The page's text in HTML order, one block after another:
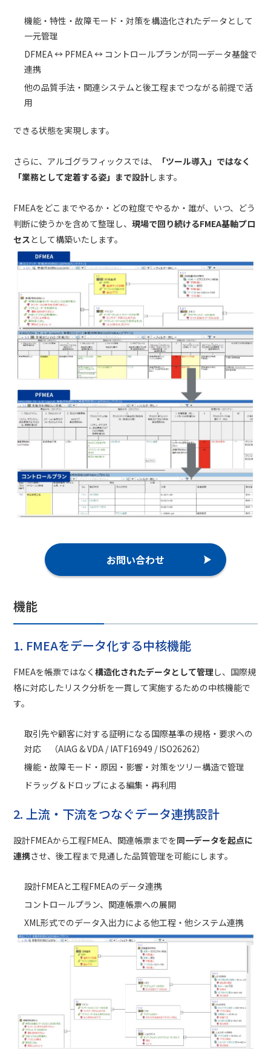
機能・特性・故障モード・対策を構造化されたデータとして
一元管理
DFMEA ↔ PFMEA ↔ コントロールプランが同一データ基盤で
連携
他の品質手法・関連システムと後工程までつながる前提で活
用
できる状態を実現します。
さらに、アルゴグラフィックスでは、
「ツール導入」ではなく
「業務として定着する姿」まで設計します。
FMEAをどこまでやるか・どの粒度でやるか・誰が、いつ、どう
判断に使うかを含めて整理し、現場で回り続けるFMEA基軸プロ
セスとして構築いたします。
お問い合わせ
機能
1. FMEAをデータ化する中核機能
FMEAを帳票ではなく構造化されたデータとして管理 し、国際規
格に対応したリスク分析を一貫して実施するための中核機能で
す。
取引先や顧客に対する証明になる国際基準の規格・要求への
対応 （AIAG & VDA / IATF16949 / ISO26262）
機能・故障モード・原因・影響・対策をツリー構造で管理
ドラッグ＆ドロップによる編集・再利用
2. 上流・下流をつなぐデータ連携設計
設計FMEAから工程FMEA、関連帳票までを同一データを起点に
連携させ、後工程まで見通した品質管理を可能にします。
設計FMEAと工程FMEAのデータ連携
コントロールプラン、関連帳票への展開
XML形式でのデータ入出力による他工程・他システム連携